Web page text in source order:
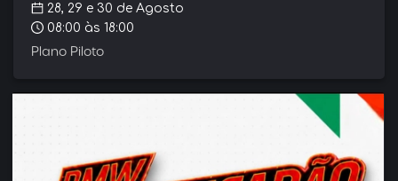
28, 29 e 30 de Agosto
08:00 às 18:00
Plano Piloto